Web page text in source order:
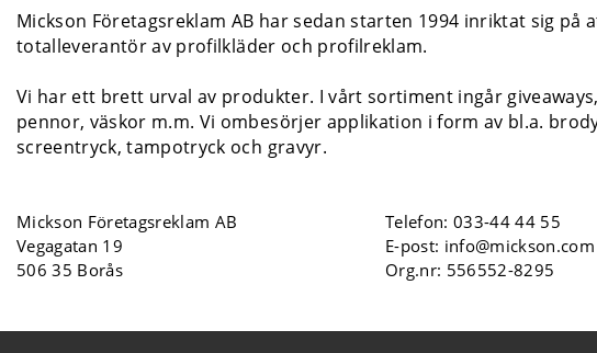
Mickson Företagsreklam AB har sedan starten 1994 inriktat sig på
totalleverantör av profilkläder och profilreklam.
Vi har ett brett urval av produkter. I vårt sortiment ingår
pennor, väskor m.m. Vi ombesörjer applikation i form av bl.a.
screentryck, tampotryck och gravyr.
Mickson Företagsreklam AB
Vegagatan 19
506 35 Borås
Telefon:033-44 44 55
E-post: info@mickson.com
Org.nr: 556552-8295